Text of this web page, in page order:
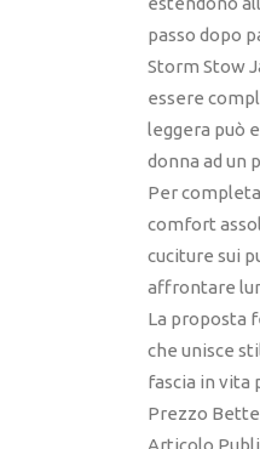
passo dopo
Storm Stow
essere
leggera può
donna ad un
Per
comfort
cuciture sui
affrontare
La proposta
che unisce
fascia in vita
Prezzo
Articolo